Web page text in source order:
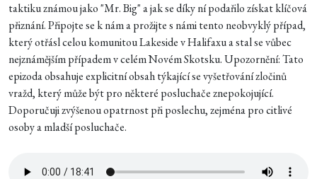
taktiku známou jako "Mr. Big" a jak se díky ní podařilo získat klíčová
přiznání. Připojte se k nám a prožijte s námi tento neobvyklý případ,
který otřásl celou komunitou Lakeside v Halifaxu a stal se vůbec
nejznámějším případem v celém Novém Skotsku. Upozornění: Tato
epizoda obsahuje explicitní obsah týkající se vyšetřování zločinů
vražd, který může být pro některé posluchače znepokojující.
Doporučuji zvýšenou opatrnost při poslechu, zejména pro citlivé
osoby a mladší posluchače.